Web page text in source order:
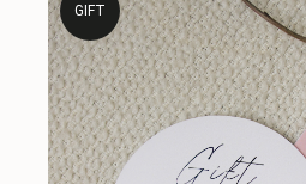
GIFT